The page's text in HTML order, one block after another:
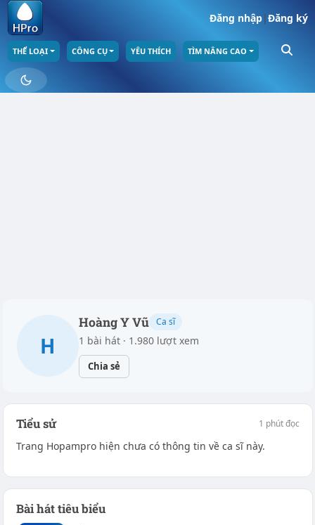
Đăng nhập|Đăng ký
THỂ LOẠI CÔNG CỤ YÊU THÍCH TÌM NÂNG CAO
H
Hoàng Y Vũ Ca sĩ
1 bài hát · 1.980 lượt xem
Chia sẻ
Tiểu sử 1 phút đọc
Trang Hopampro hiện chưa có thông tin về ca sĩ này.
Bài hát tiêu biểu